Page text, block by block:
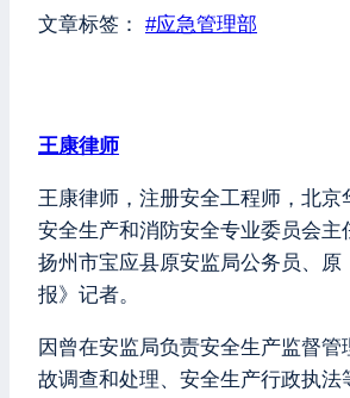
文章标签： #应急管理部
王康律师
王康律师，注册安全工程师，北京
安全生产和消防安全专业委员会主
扬州市宝应县原安监局公务员、原
报》记者。
因曾在安监局负责安全生产监督管
故调查和处理、安全生产行政执法